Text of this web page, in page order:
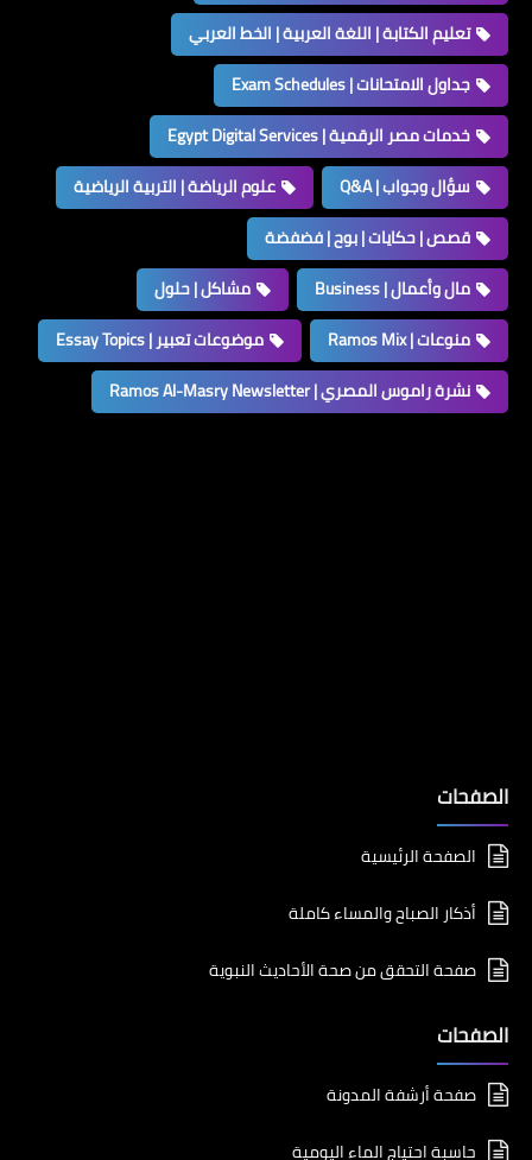
تعليم الكتابة | اللغة العربية | الخط العربي
جداول الامتحانات | Exam Schedules
خدمات مصر الرقمية | Egypt Digital Services
سؤال وجواب | Q&A
علوم الرياضة | التربية الرياضية
قصص | حكايات | بوح | فضفضة
مال وأعمال | Business
مشاكل | حلول
منوعات | Ramos Mix
موضوعات تعبير | Essay Topics
نشرة راموس المصري | Ramos Al-Masry Newsletter
الصفحات
الصفحة الرئيسية
أذكار الصباح والمساء كاملة
صفحة التحقق من صحة الأحاديث النبوية
الصفحات
صفحة أرشفة المدونة
حاسبة احتياج الماء اليومية